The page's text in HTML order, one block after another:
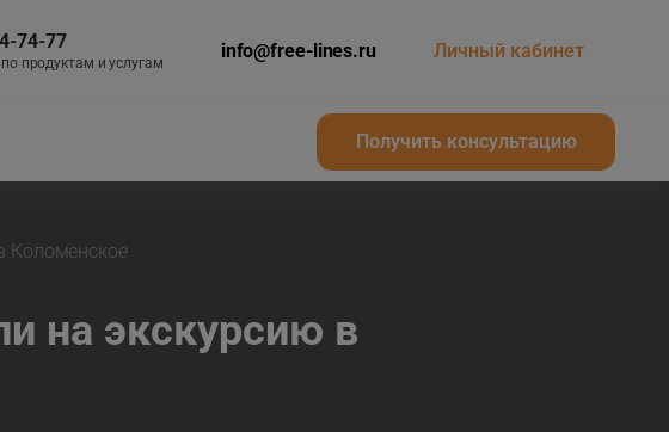
74-77
продуктам и услугам
info@free-lines.ru Личный кабинет
Получить консультацию
Получить консультацию
Коломенское
на экскурсию в